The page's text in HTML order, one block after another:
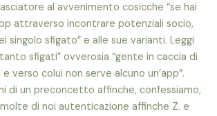
al avvenimento cosicche “se hai
attraverso incontrare potenziali socio,
singolo sfigato” e alle sue varianti. Leggi
sfigati” ovverosia “gente in caccia di
verso colui non serve alcuno un’app”.
di un preconcetto affinche, confessiamo,
di noi autenticazione affinche Z. e